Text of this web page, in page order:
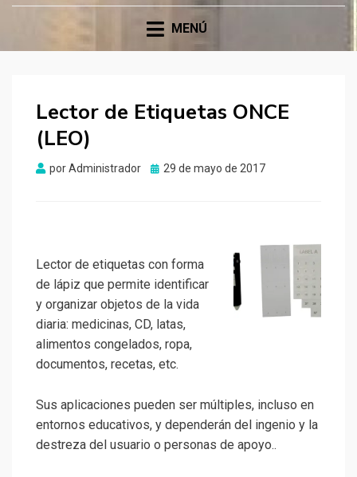
MENÚ
Lector de Etiquetas ONCE
(LEO)
porAdministrador
Publicado
29 de mayo de 2017
Lector de etiquetas con forma
de lápiz que permite identificar
y organizar objetos de la vida
diaria: medicinas, CD, latas,
alimentos congelados, ropa,
documentos, recetas, etc.
Sus aplicaciones pueden ser múltiples, incluso en
entornos educativos, y dependerán del ingenio y la
destreza del usuario o personas de apoyo..